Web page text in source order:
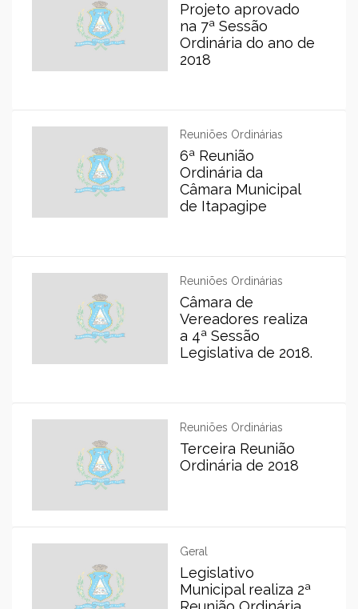
Projeto aprovado
na 7ª Sessão
Ordinária do ano de
2018
Reuniões Ordinárias
6ª Reunião
Ordinária da
Câmara Municipal
de Itapagipe
Reuniões Ordinárias
Câmara de
Vereadores realiza
a 4ª Sessão
Legislativa de 2018.
Reuniões Ordinárias
Terceira Reunião
Ordinária de 2018
Geral
Legislativo
Municipal realiza 2ª